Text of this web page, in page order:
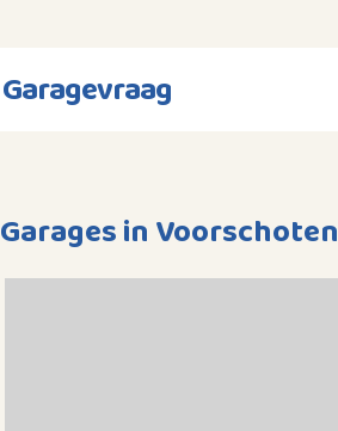
Garagevraag
Garages in Voorschoten